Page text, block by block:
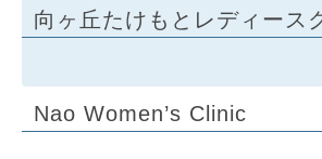
向ヶ丘たけもとレディース
Nao Women’s Clinic